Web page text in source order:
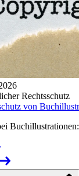
Rechtsschutz
von